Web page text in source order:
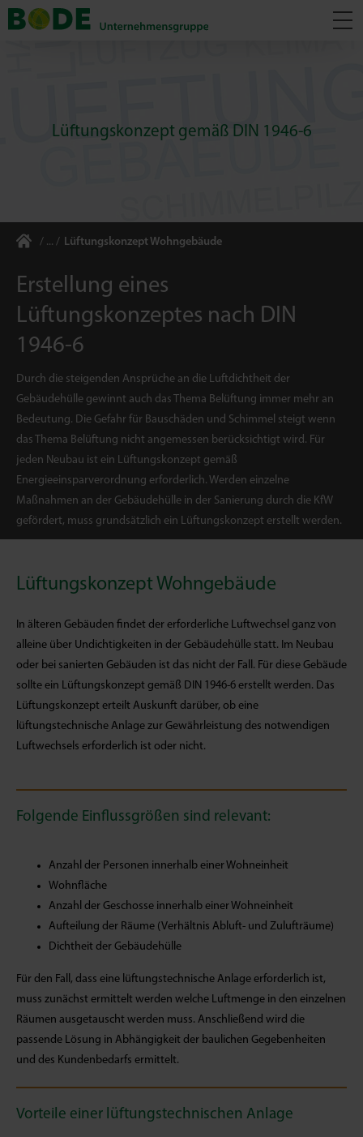
Lüftungskonzept gemäß DIN 1946-6
Lüftungskonzept Wohngebäude
Erstellung eines
Lüftungskonzeptes nach DIN
1946-6
Durch die steigenden Ansprüche an die Luftdichtheit der
Gebäudehülle gewinnt auch das Thema Belüftung immer mehr an
Bedeutung. Die Gefahr für Bauschäden und Schimmel steigt wenn
das Thema Belüftung nicht angemessen berücksichtigt wird. Für
jeden Neubau ist ein Lüftungskonzept gemäß
Energieeinsparverordnung erforderlich. Werden einzelne
Maßnahmen an der Gebäudehülle in der Sanierung durch die KfW
gefördert, muss grundsätzlich ein Lüftungskonzept erstellt werden.
Lüftungskonzept Wohngebäude
In älteren Gebäuden findet der erforderliche Luftwechsel ganz von
alleine über Undichtigkeiten in der Gebäudehülle statt. Im Neubau
oder bei sanierten Gebäuden ist das nicht der Fall. Für diese Gebäude
sollte ein Lüftungskonzept gemäß DIN 1946-6 erstellt werden. Das
Lüftungskonzept erteilt Auskunft darüber, ob eine
lüftungstechnische Anlage zur Gewährleistung des notwendigen
Luftwechsels erforderlich ist oder nicht.
Folgende Einflussgrößen sind relevant:
Anzahl der Personen innerhalb einer Wohneinheit
Wohnfläche
Anzahl der Geschosse innerhalb einer Wohneinheit
Aufteilung der Räume (Verhältnis Abluft- und Zulufträume)
Dichtheit der Gebäudehülle
Für den Fall, dass eine lüftungstechnische Anlage erforderlich ist,
muss zunächst ermittelt werden welche Luftmenge in den einzelnen
Räumen ausgetauscht werden muss. Anschließend wird die
passende Lösung in Abhängigkeit der baulichen Gegebenheiten
und des Kundenbedarfs ermittelt.
Vorteile einer lüftungstechnischen Anlage